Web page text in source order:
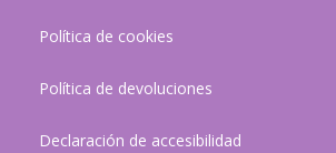
Política de cookies
Política de devoluciones
Declaración de accesibilidad